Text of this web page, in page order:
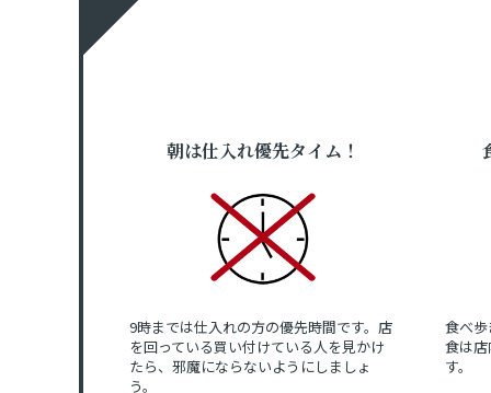
朝は仕入れ優先タイム！
9時までは仕入れの方の優先時間です。店
を回っている買い付けている人を見かけ
たら、邪魔にならないようにしましょ
う。
食べ
食は
す。